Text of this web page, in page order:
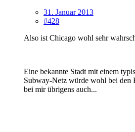
31. Januar 2013
#428
Also ist Chicago wohl sehr
Eine bekannte Stadt mit einem
Subway-Netz würde wohl bei den
bei mir übrigens auch...